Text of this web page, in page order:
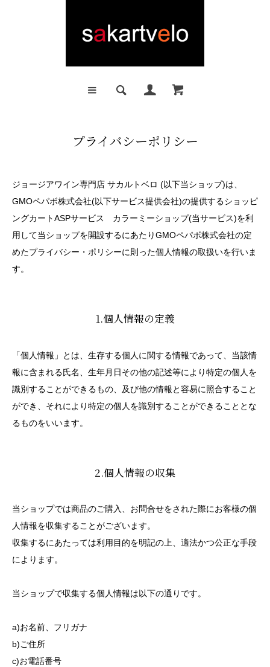
プライバシーポリシー
ジョージアワイン専門店 サカルトベロ (以下当ショップ)は、
GMOペパボ株式会社(以下サービス提供会社)の提供するショッピ
ングカートASPサービス カラーミーショップ(当サービス)を利
用して当ショップを開設するにあたりGMOペパボ株式会社の定
めたプライバシー・ポリシーに則った個人情報の取扱いを行いま
す。
1.個人情報の定義
「個人情報」とは、生存する個人に関する情報であって、当該情
報に含まれる氏名、生年月日その他の記述等により特定の個人を
識別することができるもの、及び他の情報と容易に照合すること
ができ、それにより特定の個人を識別することができることとな
るものをいいます。
2.個人情報の収集
当ショップでは商品のご購入、お問合せをされた際にお客様の個
人情報を収集することがございます。
収集するにあたっては利用目的を明記の上、適法かつ公正な手段
によります。
当ショップで収集する個人情報は以下の通りです。
a)お名前、フリガナ
b)ご住所
c)お電話番号